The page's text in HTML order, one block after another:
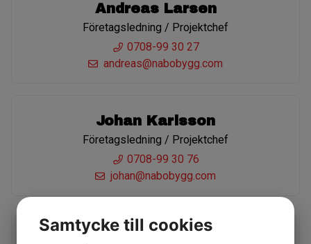
Andreas Larsen
Företagsledning / Projektchef
0708-99 30 27
andreas@nabobygg.com
Johan Karlsson
Företagsledning / Projektchef
0708-99 30 76
johan@nabobygg.com
Mia Alfredsson
Samtycke till cookies